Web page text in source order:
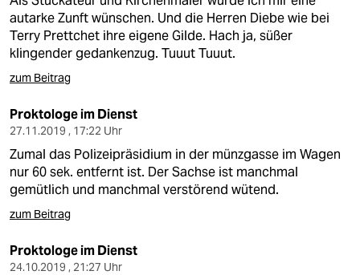
autarke Zunft wünschen. Und die Herren Diebe wie bei
Terry Prettchet ihre eigene Gilde. Hach ja, süßer
klingender gedankenzug. Tuuut Tuuut.
zum Beitrag
Proktologe im Dienst
27.11.2019 , 17:22 Uhr
Zumal das Polizeipräsidium in der münzgasse im Wagen
nur 60 sek. entfernt ist. Der Sachse ist manchmal
gemütlich und manchmal verstörend wütend.
zum Beitrag
Proktologe im Dienst
24.10.2019 , 21:27 Uhr